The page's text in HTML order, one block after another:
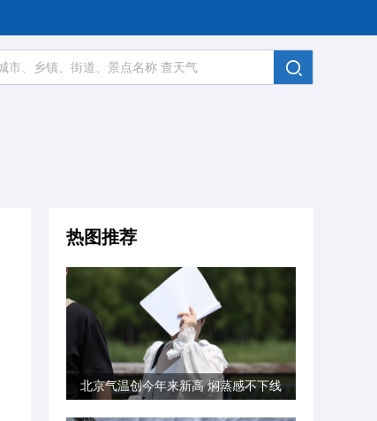
热图推荐
北京气温创今年来新高 焖蒸感不下线